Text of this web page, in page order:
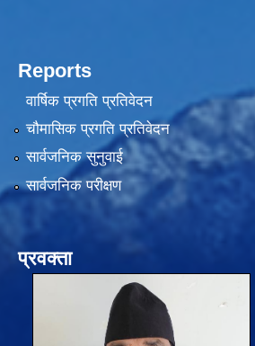
Reports
वार्षिक प्रगति प्रतिवेदन
चौमासिक प्रगति प्रतिवेदन
सार्वजनिक सुनुवाई
सार्वजनिक परीक्षण
प्रवक्ता